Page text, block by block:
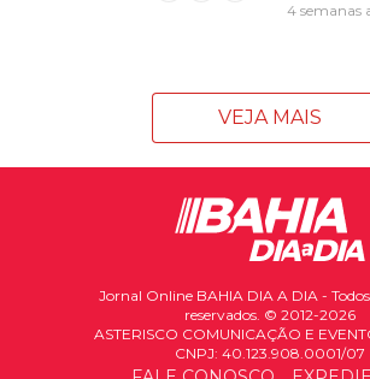
4 semanas
VEJA MAIS
Jornal Online BAHIA DIA A DIA -
reservados. © 2012-2026
ASTERISCO COMUNICAÇÃO E
CNPJ: 40.123.908.0001/07